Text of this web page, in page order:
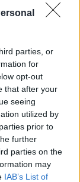
parties, or
for
opt-out
that after your
seeing
utilized by
prior to
further
parties on the
may
IAB’s List of
di questo
la linea editoriale
inclusi nei
in automatico dal